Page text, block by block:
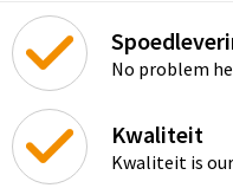
No problem
Kwaliteit
Kwaliteit is